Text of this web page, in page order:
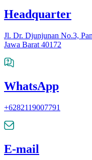
Headquarter
Jl. Dr. Djunjunan No.3,
Jawa Barat 40172
WhatsApp
+6282119007791
E-mail